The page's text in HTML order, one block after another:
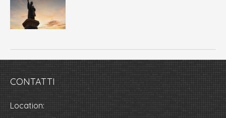
CONTATTI
Location: